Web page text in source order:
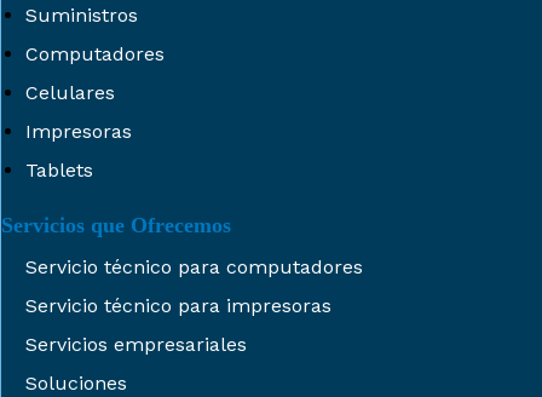
Suministros
Computadores
Celulares
Impresoras
Tablets
Servicios que Ofrecemos
Servicio técnico para computadores
Servicio técnico para impresoras
Servicios empresariales
Soluciones